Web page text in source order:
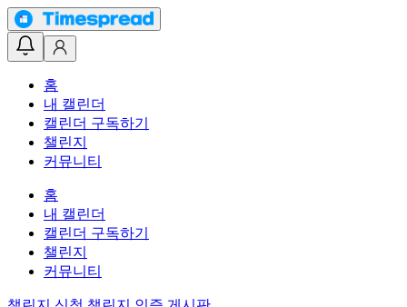
홈
내 캘린더
캘린더 구독하기
챌린지
커뮤니티
홈
내 캘린더
캘린더 구독하기
챌린지
커뮤니티